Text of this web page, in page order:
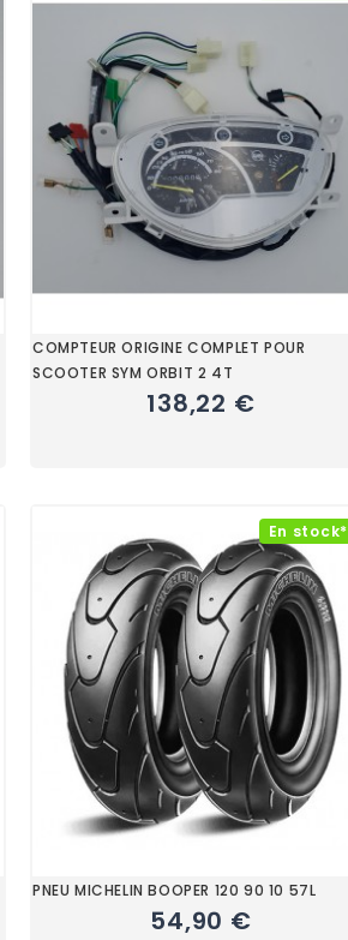
COMPTEUR ORIGINE COMPLET POUR
SCOOTER SYM ORBIT 2 4T
138,22 €
En stock*
PNEU MICHELIN BOOPER 120 90 10 57L
54,90 €